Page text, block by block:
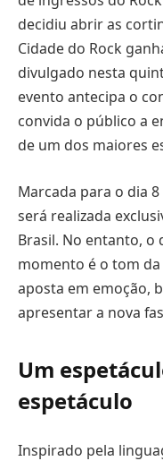
decidiu abrir as
Cidade do Rock
divulgado nesta
evento antecipa o
convida o público a
de um dos maiores
Marcada para o dia
será realizada
Brasil. No entanto, o
momento é o tom
aposta em emoção,
apresentar a nova
Um
espetáculo
Inspirado pela